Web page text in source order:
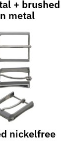
+ brushed
metal
nickelfree